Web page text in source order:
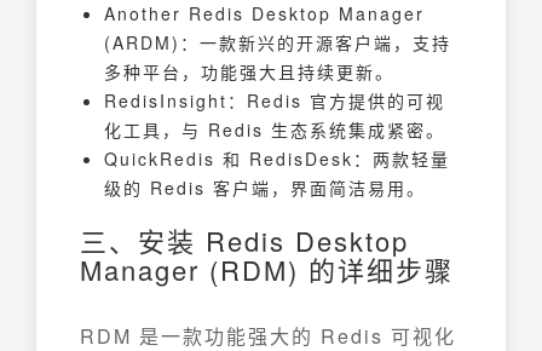
Another Redis Desktop Manager
(ARDM)：一款新兴的开源客户端，支持
多种平台，功能强大且持续更新。
RedisInsight：Redis 官方提供的可视
化工具，与 Redis 生态系统集成紧密。
QuickRedis 和 RedisDesk：两款轻量
级的 Redis 客户端，界面简洁易用。
三、安装 Redis Desktop
Manager (RDM) 的详细步骤
RDM 是一款功能强大的 Redis 可视化